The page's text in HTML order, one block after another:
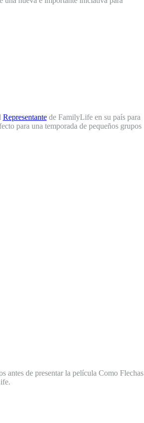
Representantede FamilyLife en su país para
para una temporada de pequeños grupos
antes de presentar la película Como Flechas